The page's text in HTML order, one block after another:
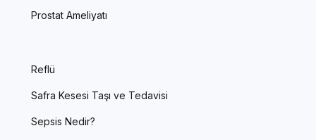
Prostat Ameliyatı
Reflü
Safra Kesesi Taşı ve Tedavisi
Sepsis Nedir?